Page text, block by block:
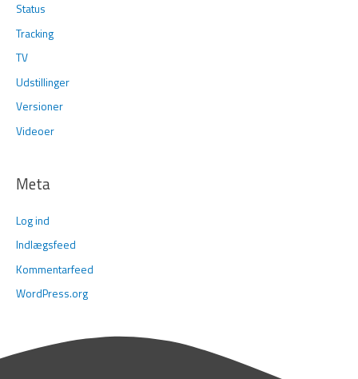
Status
Tracking
TV
Udstillinger
Versioner
Videoer
Meta
Log ind
Indlægsfeed
Kommentarfeed
WordPress.org